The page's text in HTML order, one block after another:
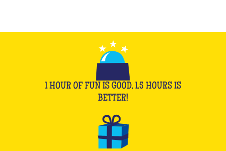
1 HOUR OF FUN IS GOOD, 1.5 HOURS IS
BETTER!